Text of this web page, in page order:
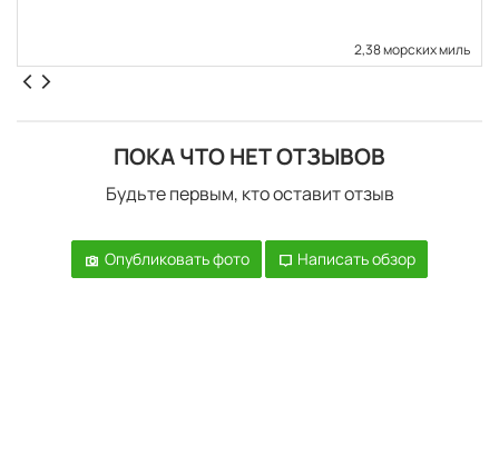
2,38 морских миль
ПОКА ЧТО НЕТ ОТЗЫВОВ
Будьте первым, кто оставит отзыв
Опубликовать фото Написать обзор